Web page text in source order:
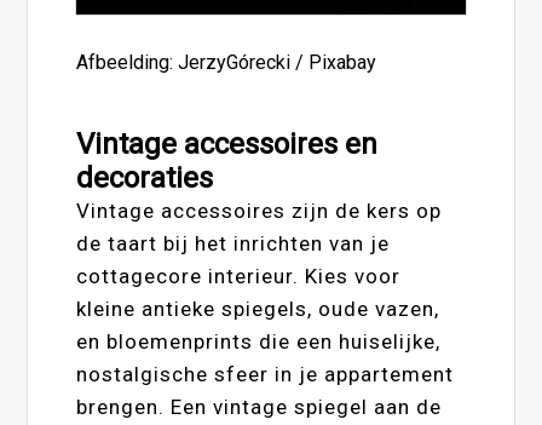
Afbeelding: JerzyGórecki / Pixabay
Vintage accessoires en
decoraties
Vintage accessoires zijn de kers op
de taart bij het inrichten van je
cottagecore interieur. Kies voor
kleine antieke spiegels, oude vazen,
en bloemenprints die een huiselijke,
nostalgische sfeer in je appartement
brengen. Een vintage spiegel aan de